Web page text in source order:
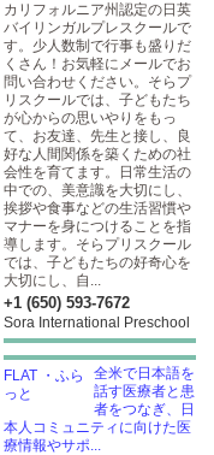
カリフォルニア州認定の日英
バイリンガルプレスクールで
す。少人数制で行事も盛りだ
くさん！お気軽にメールでお
問い合わせください。そらプ
リスクールでは、子どもたち
が心からの思いやりをもっ
て、お友達、先生と接し、良
好な人間関係を築くための社
会性を育てます。日常生活の
中での、美意識を大切にし、
挨拶や食事などの生活習慣や
マナーを身につけることを指
導します。そらプリスクール
では、子どもたちの好奇心を
大切にし、自...
+1 (650) 593-7672
Sora International Preschool
全米で日本語を
話す医療者と患
者をつなぎ、日
本人コミュニティに向けた医
療情報やサポ...